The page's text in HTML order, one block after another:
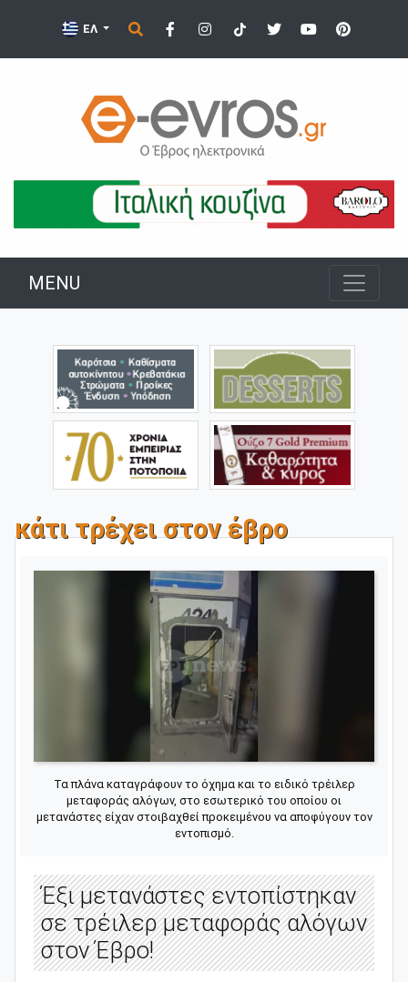
ΕΛ
MENU
κάτι τρέχει στον έβρο
Τα πλάνα καταγράφουν το όχημα και το ειδικό τρέιλερ
μεταφοράς αλόγων, στο εσωτερικό του οποίου οι
μετανάστες είχαν στοιβαχθεί προκειμένου να αποφύγουν τον
εντοπισμό.
Έξι μετανάστες εντοπίστηκαν
σε τρέιλερ μεταφοράς αλόγων
στον Έβρο!